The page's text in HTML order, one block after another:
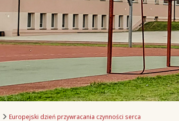
Europejski dzień przywracania czynności serca